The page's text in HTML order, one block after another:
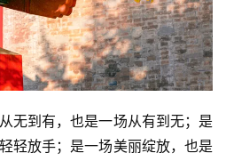
无到有，也是一场从有到无；是
轻放手；是一场美丽绽放，也是